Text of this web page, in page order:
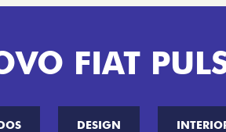
FIAT
DESIGN